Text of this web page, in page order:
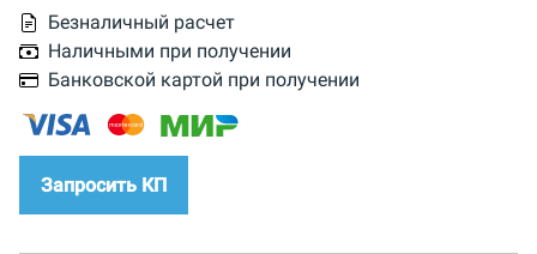
Безналичный расчет
Наличными при получении
Банковской картой при получении
Запросить КП